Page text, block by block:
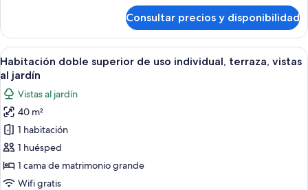
doble
superior,
terraza,
vistas
jardín
Consultar precios y disponibilidad
Abrir
todas
las
fotos
de
Habitación
doble
superior
de
Una habitación de hotel moderna
5
Habitación doble superior de uso individual, terraza, vistas
al jardín
Vistas al jardín
40 m²
1 habitación
1 huésped
1 cama de matrimonio grande
Wifi gratis